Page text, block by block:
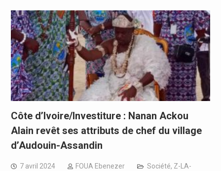
Côte d’Ivoire/Investiture : Nanan Ackou
Alain revêt ses attributs de chef du village
d’Audouin-Assandin
7 avril 2024 FOUA Ebenezer Société, Z-LA-